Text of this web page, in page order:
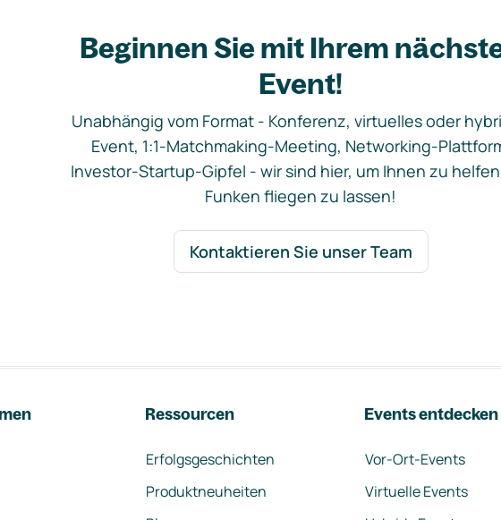
Beginnen Sie mit Ihrem
Event!
Unabhängig vom Format - Konferenz, virtuelles oder
Event, 1:1-Matchmaking-Meeting, Networking-
Investor-Startup-Gipfel - wir sind hier, um Ihnen zu
Funken fliegen zu lassen!
Kontaktieren Sie unser Team
Ressourcen
Erfolgsgeschichten
Produktneuheiten
Events entdecken
Vor-Ort-Events
Virtuelle Events